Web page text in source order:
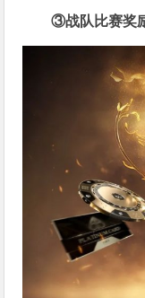
③战队比赛奖